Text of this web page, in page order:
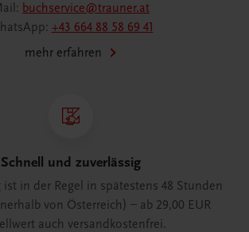
buchservice@trauner.at
+43 664 88 58 69 41
mehr erfahren
Schnell und zuverlässig
in der Regel in spätestens 48 Stunden
von Österreich) – ab 29,00 EUR
auch versandkostenfrei.